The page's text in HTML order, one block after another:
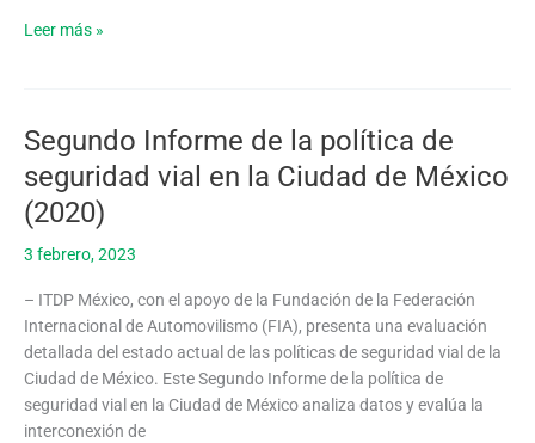
de
Leer más »
Segundo Informe de la política de
seguridad vial en la Ciudad de México
(2020)
3 febrero, 2023
– ITDP México, con el apoyo de la Fundación de la Federación
Internacional de Automovilismo (FIA), presenta una evaluación
detallada del estado actual de las políticas de seguridad vial de la
Ciudad de México. Este Segundo Informe de la política de
seguridad vial en la Ciudad de México analiza datos y evalúa la
interconexión de
Segundo
Informe
de
la
de
seguridad
vial
en
la
Ciudad
de